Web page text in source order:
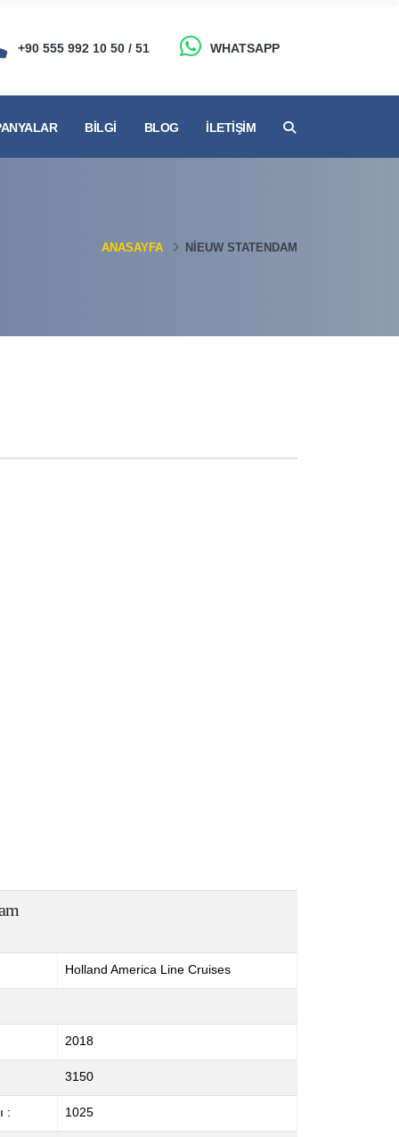
+90 555 992 10 50 / 51 WHATSAPP
BILGI BLOG İLETIŞIM
ANASAYFA NIEUW STATENDAM
Holland America Line Cruises
2018
3150
: 1025